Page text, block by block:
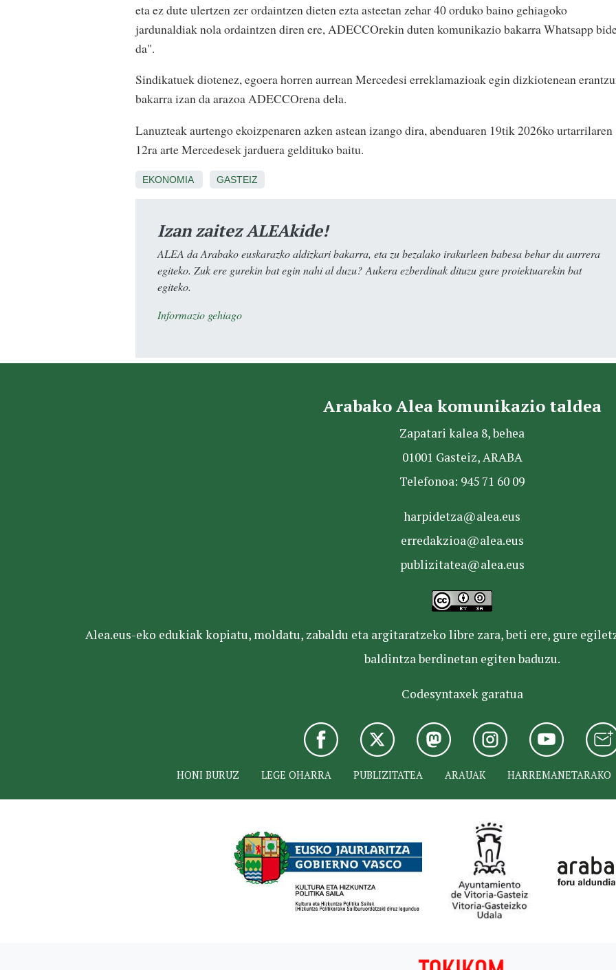
eta ez dute ulertzen zer ordaintzen dieten ezta asteetan zehar 40 orduko baino gehiagoko
jardunaldiak nola ordaintzen diren ere, ADECCOrekin duten komunikazio bakarra Whatsapp
da".
Sindikatuek diotenez, egoera horren aurrean Mercedesi erreklamazioak egin dizkiotenean
bakarra izan da arazoa ADECCOrena dela.
Lanuzteak aurtengo ekoizpenaren azken astean izango dira, abenduaren 19tik 2026ko urtarrilaren
12ra arte Mercedesek jarduera geldituko baitu.
EKONOMIA GASTEIZ
Izan zaitez ALEAkide!
ALEA da Arabako euskarazko aldizkari bakarra, eta zu bezalako irakurleen babesa behar du aurrera
egiteko. Zuk ere gurekin bat egin nahi al duzu? Aukera ezberdinak dituzu gure proiektuarekin bat
egiteko.
Informazio gehiago
Arabako Alea komunikazio taldea
Zapatari kalea 8, behea
01001 Gasteiz, ARABA
Telefonoa: 945 71 60 09
harpidetza@alea.eus
erredakzioa@alea.eus
publizitatea@alea.eus
Alea.eus-eko edukiak kopiatu, moldatu, zabaldu eta argitaratzeko libre zara, beti ere, gure
baldintza berdinetan egiten baduzu.
Codesyntaxek garatua
HONI BURUZ LEGE OHARRA PUBLIZITATEA ARAUAK HARREMANETARAKO